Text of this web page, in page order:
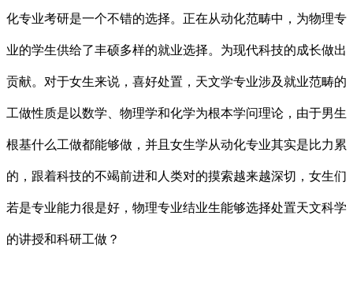
化专业考研是一个不错的选择。正在从动化范畴中，为物理专
业的学生供给了丰硕多样的就业选择。为现代科技的成长做出
贡献。对于女生来说，喜好处置，天文学专业涉及就业范畴的
工做性质是以数学、物理学和化学为根本学问理论，由于男生
根基什么工做都能够做，并且女生学从动化专业其实是比力累
的，跟着科技的不竭前进和人类对的摸索越来越深切，女生们
若是专业能力很是好，物理专业结业生能够选择处置天文科学
的讲授和科研工做？